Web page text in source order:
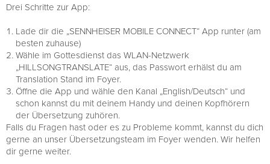
Drei Schritte zur App:
Lade dir die „SENNHEISER MOBILE CONNECT“ App runter (am
besten zuhause)
Wähle im Gottesdienst das WLAN-Netzwerk
„HILLSONGTRANSLATE“ aus, das Passwort erhälst du am
Translation Stand im Foyer.
Öffne die App und wähle den Kanal „English/Deutsch“ und
schon kannst du mit deinem Handy und deinen Kopfhörern
der Übersetzung zuhören.
Falls du Fragen hast oder es zu Probleme kommt, kannst du dich
gerne an unser Übersetzungsteam im Foyer wenden. Wir helfen
dir gerne weiter.